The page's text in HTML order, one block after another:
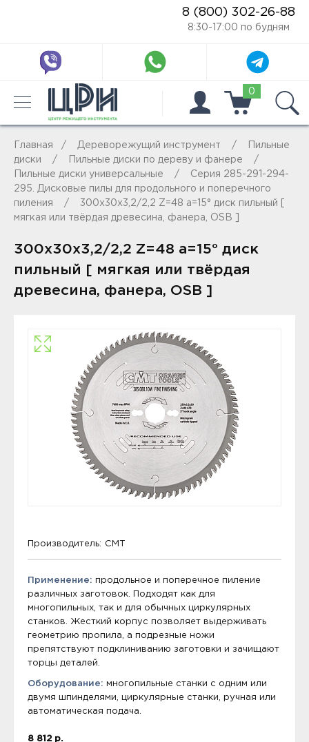
8 (800) 302-26-88
8:30-17:00 по будням
0
Главная Дереворежущий инструмент
Пильные
диски
Пильные диски по дереву и фанере
Пильные диски универсальные
Серия 285-291-294-
295. Дисковые пилы для продольного и поперечного
пиления
300x30x3,2/2,2 Z=48 a=15° диск пильный [
мягкая или твёрдая древесина, фанера, OSB ]
300x30x3,2/2,2 Z=48 a=15° диск
пильный [ мягкая или твёрдая
древесина, фанера, OSB ]
Производитель: CMT
Применение: продольное и поперечное пиление
различных заготовок. Подходят как для
многопильных, так и для обычных циркулярных
станков. Жесткий корпус позволяет выдерживать
геометрию пропила, а подрезные ножи
препятствуют подклиниванию заготовки и зачищают
торцы деталей.
Оборудование: многопильные станки с одним или
двумя шпинделями, циркулярные станки, ручная или
автоматическая подача.
8 812 р.